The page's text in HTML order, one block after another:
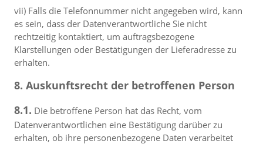
vii) Falls die Telefonnummer nicht angegeben wird, kann
es sein, dass der Datenverantwortliche Sie nicht
rechtzeitig kontaktiert, um auftragsbezogene
Klarstellungen oder Bestätigungen der Lieferadresse zu
erhalten.
8. Auskunftsrecht der betroffenen Person
8.1. Die betroffene Person hat das Recht, vom
Datenverantwortlichen eine Bestätigung darüber zu
erhalten, ob ihre personenbezogene Daten verarbeitet